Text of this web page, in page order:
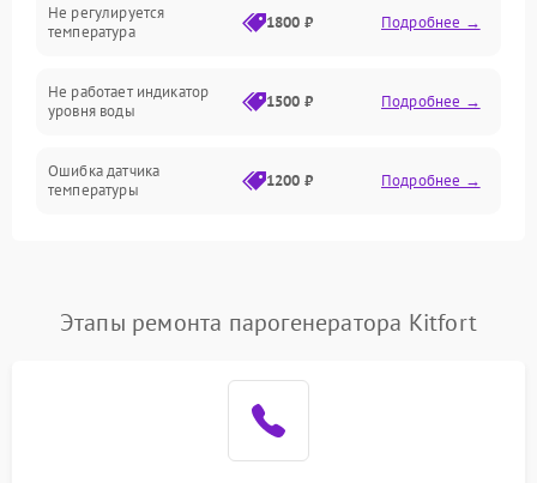
Не регулируется
температура
1800 ₽ Подробнее →
Не работает индикатор
уровня воды
1500 ₽ Подробнее →
Ошибка датчика
температуры
1200 ₽ Подробнее →
Ошибка платы управления Подробнее →
1200 ₽
Этапы ремонта парогенератора Kitfort